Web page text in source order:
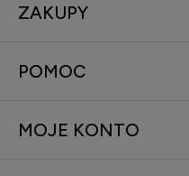
ZAKUPY
POMOC
MOJE KONTO